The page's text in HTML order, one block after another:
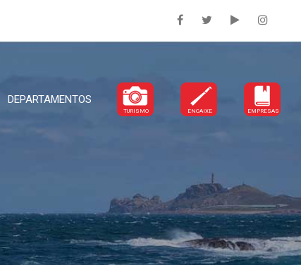
DEPARTAMENTOS
TURISMO ENCAIXE EMPRESAS